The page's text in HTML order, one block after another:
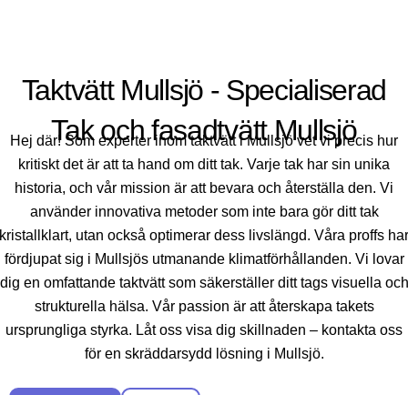
Taktvätt Mullsjö - Specialiserad
Tak och fasadtvätt Mullsjö
Hej där! Som experter inom taktvätt i Mullsjö vet vi precis hur
kritiskt det är att ta hand om ditt tak. Varje tak har sin unika
historia, och vår mission är att bevara och återställa den. Vi
använder innovativa metoder som inte bara gör ditt tak
kristallklart, utan också optimerar dess livslängd. Våra proffs har
fördjupat sig i Mullsjös utmanande klimatförhållanden. Vi lovar
dig en omfattande taktvätt som säkerställer ditt tags visuella och
strukturella hälsa. Vår passion är att återskapa takets
ursprungliga styrka. Låt oss visa dig skillnaden – kontakta oss
för en skräddarsydd lösning i Mullsjö.